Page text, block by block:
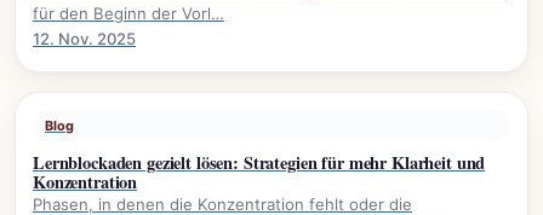
für den Beginn der Vorl…
12. Nov. 2025
Blog
Lernblockaden gezielt lösen: Strategien für mehr Klarheit und
Konzentration
Phasen, in denen die Konzentration fehlt oder die